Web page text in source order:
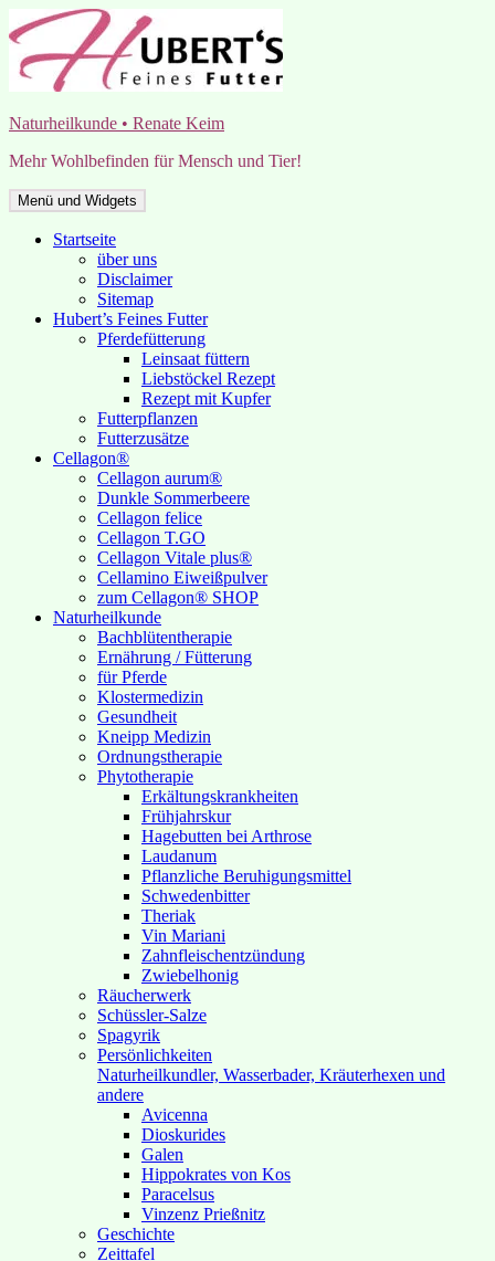
Zum
Inhalt
springen
Naturheilkunde • Renate Keim
Mehr Wohlbefinden für Mensch und Tier!
Menü und Widgets
Startseite
über uns
Disclaimer
Sitemap
Hubert’s Feines Futter
Pferdefütterung
Leinsaat füttern
Liebstöckel Rezept
Rezept mit Kupfer
Futterpflanzen
Futterzusätze
Cellagon®
Cellagon aurum®
Dunkle Sommerbeere
Cellagon felice
Cellagon T.GO
Cellagon Vitale plus®
Cellamino Eiweißpulver
zum Cellagon® SHOP
Naturheilkunde
Bachblütentherapie
Ernährung / Fütterung
für Pferde
Klostermedizin
Gesundheit
Kneipp Medizin
Ordnungstherapie
Phytotherapie
Erkältungskrankheiten
Frühjahrskur
Hagebutten bei Arthrose
Laudanum
Pflanzliche Beruhigungsmittel
Schwedenbitter
Theriak
Vin Mariani
Zahnfleischentzündung
Zwiebelhonig
Räucherwerk
Schüssler-Salze
Spagyrik
Persönlichkeiten
Naturheilkundler, Wasserbader, Kräuterhexen und
andere
Avicenna
Dioskurides
Galen
Hippokrates von Kos
Paracelsus
Vinzenz Prießnitz
Geschichte
Zeittafel